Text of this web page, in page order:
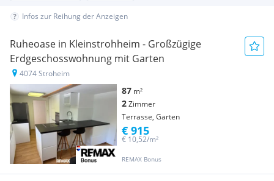
Infos zur Reihung der Anzeigen
Ruheoase in Kleinstrohheim - Großzügige
Erdgeschosswohnung mit Garten
4074 Stroheim
87 m²
2Zimmer
Terrasse, Garten
REMAX Bonus
€ 10,52/m²
€ 915